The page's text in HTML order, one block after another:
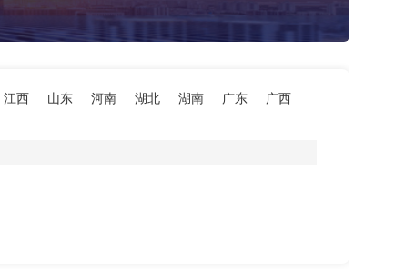
江西 山东 河南 湖北 湖南 广东
广西